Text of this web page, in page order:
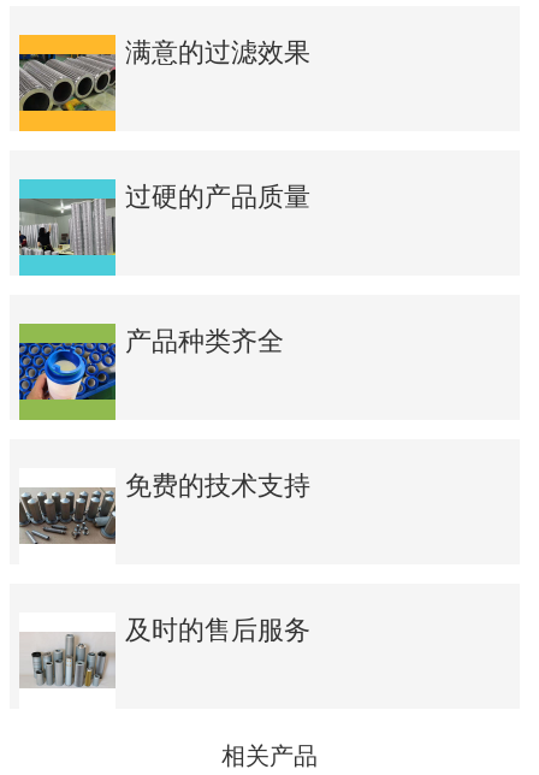
满意的过滤效果
过硬的产品质量
产品种类齐全
免费的技术支持
及时的售后服务
相关产品